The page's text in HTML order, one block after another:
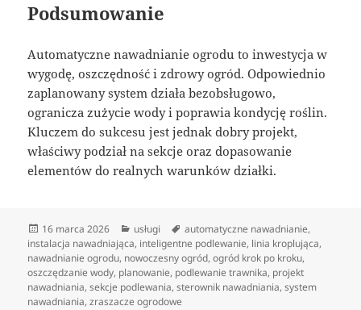
Podsumowanie
Automatyczne nawadnianie ogrodu to inwestycja w
wygodę, oszczędność i zdrowy ogród. Odpowiednio
zaplanowany system działa bezobsługowo,
ogranicza zużycie wody i poprawia kondycję roślin.
Kluczem do sukcesu jest jednak dobry projekt,
właściwy podział na sekcje oraz dopasowanie
elementów do realnych warunków działki.
Data
publikacji
16 marca 2026 Kategorie
usługi Tagi
automatyczne nawadnianie,
instalacja nawadniająca, inteligentne podlewanie, linia kroplująca,
nawadnianie ogrodu, nowoczesny ogród,ogród krok po kroku,
oszczędzanie wody, planowanie, podlewanie trawnika, projekt
nawadniania,sekcje podlewania,sterownik nawadniania,system
nawadniania,zraszacze ogrodowe